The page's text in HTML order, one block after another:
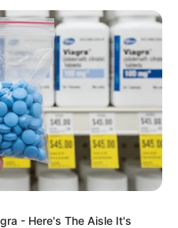
- Here's The Aisle It's